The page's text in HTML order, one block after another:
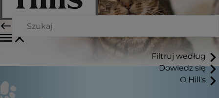
Filtruj według
Dowiedz się
O Hill's